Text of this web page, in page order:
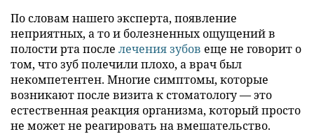
По словам нашего эксперта, появление
неприятных, а то и болезненных ощущений в
полости рта после лечения зубов еще не говорит о
том, что зуб полечили плохо, а врач был
некомпетентен. Многие симптомы, которые
возникают после визита к стоматологу — это
естественная реакция организма, который просто
не может не реагировать на вмешательство.